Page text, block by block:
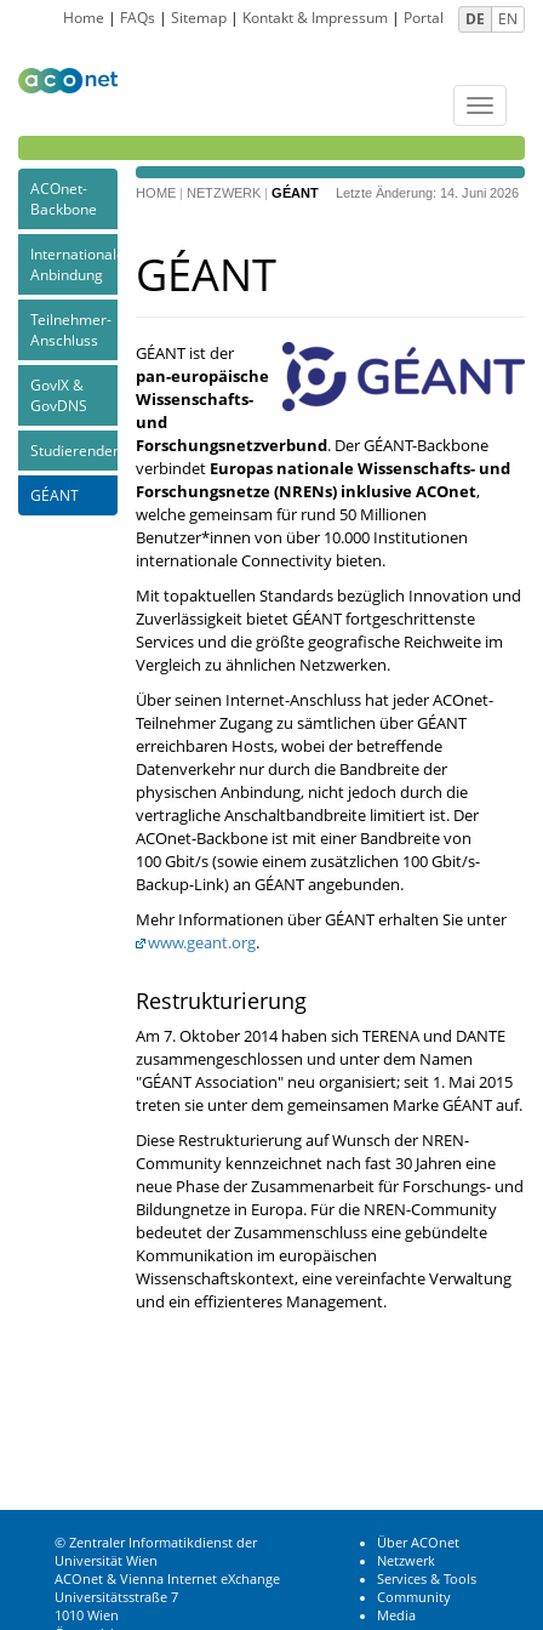
Home | FAQs | Sitemap | Kontakt & Impressum | Portal DE EN
Toggle
ACOnet-
Backbone
Internationale
Anbindung
Teilnehmer-
Anschluss
GovIX &
GovDNS
Studierendenheime
GÉANT
HOME | NETZWERK | GÉANT Letzte Änderung: 14. Juni 2026
GÉANT
GÉANT ist der
pan-europäische
Wissenschafts-
und
Forschungsnetzverbund. Der GÉANT-Backbone
verbindet Europas nationale Wissenschafts- und
Forschungsnetze (NRENs) inklusive ACOnet,
welche gemeinsam für rund 50 Millionen
Benutzer*innen von über 10.000 Institutionen
internationale Connectivity bieten.
Mit topaktuellen Standards bezüglich Innovation und
Zuverlässigkeit bietet GÉANT fortgeschrittenste
Services und die größte geografische Reichweite im
Vergleich zu ähnlichen Netzwerken.
Über seinen Internet-Anschluss hat jeder ACOnet-
Teilnehmer Zugang zu sämtlichen über GÉANT
erreichbaren Hosts, wobei der betreffende
Datenverkehr nur durch die Bandbreite der
physischen Anbindung, nicht jedoch durch die
vertragliche Anschaltbandbreite limitiert ist. Der
ACOnet-Backbone ist mit einer Bandbreite von
100 Gbit/s (sowie einem zusätzlichen 100 Gbit/s-
Backup-Link) an GÉANT angebunden.
Mehr Informationen über GÉANT erhalten Sie unter
www.geant.org.
Restrukturierung
Am 7. Oktober 2014 haben sich TERENA und DANTE
zusammengeschlossen und unter dem Namen
"GÉANT Association" neu organisiert; seit 1. Mai 2015
treten sie unter dem gemeinsamen Marke GÉANT auf.
Diese Restrukturierung auf Wunsch der NREN-
Community kennzeichnet nach fast 30 Jahren eine
neue Phase der Zusammenarbeit für Forschungs- und
Bildungnetze in Europa. Für die NREN-Community
bedeutet der Zusammenschluss eine gebündelte
Kommunikation im europäischen
Wissenschaftskontext, eine vereinfachte Verwaltung
und ein effizienteres Management.
© Zentraler Informatikdienst der
Universität Wien
ACOnet & Vienna Internet eXchange
Universitätsstraße 7
1010 Wien
Über ACOnet
Netzwerk
Services & Tools
Community
Media